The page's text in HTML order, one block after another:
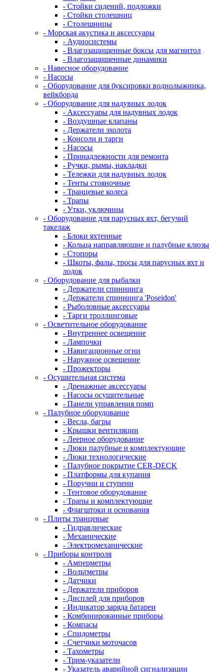
- Стойки сидений, подложки
- Стойки столешниц
- Столешницы
- Морская акустика и аксессуары
- Аудиосистемы
- Влагозащищенные боксы для магнитол
- Влагозащищенные динамики
- Навесное оборудование
- Насосы
- Оборудование для буксировки воднолыжника,
вейкборда
- Оборудование для надувных лодок
- Аксессуары для надувных лодок
- Воздушные клапаны
- Держатели эхолота
- Консоли и тарги
- Насосы
- Принадлежности для ремонта
- Ручки, рымы, накладки
- Тележки для надувных лодок
- Тенты стояночные
- Транцевые колеса
- Трапы
- Утки, уключины
- Оборудование для парусных яхт, бегучий
такелаж
- Блоки яхтенные
- Кольца направляющие и палубные клюзы
- Стопоры
- Шкоты, фалы, тросы для парусных яхт и
лодок
- Оборудование для рыбалки
- Держатели спиннинга
- Держатели спиннинга 'Poseidon'
- Рыболовные аксессуары
- Тарги троллинговые
- Осветительное оборудование
- Внутреннее освещение
- Лампочки
- Навигационные огни
- Наружное освещение
- Прожекторы
- Осушительная система
- Дренажные аксессуары
- Насосы осушительные
- Панели управления помп
- Палубное оборудование
- Весла, багры
- Крышки вентиляции
- Леерное оборудование
- Люки палубные и комплектующие
- Люки технологические
- Палубное покрытие CER-DECK
- Платформы для купания
- Поручни и ступени
- Тентовое оборудование
- Трапы и комплектующие
- Флагштоки и основания
- Плиты транцевые
- Гидравлические
- Механические
- Электромеханические
- Приборы контроля
- Амперметры
- Вольтметры
- Датчики
- Держатели приборов
- Дисплей для приборов
- Индикатор заряда батареи
- Комбинированные приборы
- Компасы
- Спидометры
- Счетчики моточасов
- Тахометры
- Трим-указатели
- Указатель аварийной сигнализации